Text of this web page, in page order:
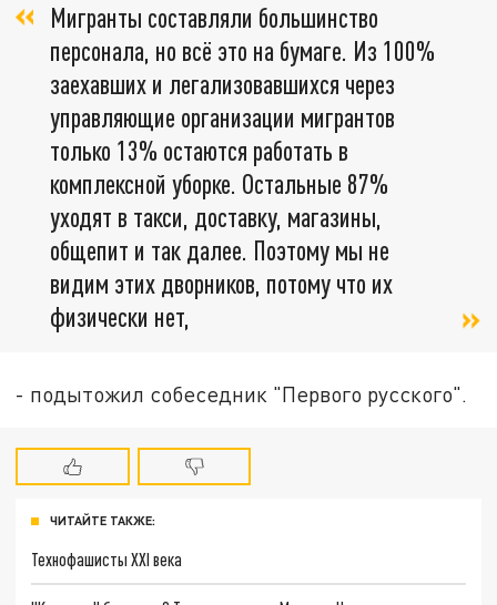
Мигранты составляли большинство
персонала, но всё это на бумаге. Из 100%
заехавших и легализовавшихся через
управляющие организации мигрантов
только 13% остаются работать в
комплексной уборке. Остальные 87%
уходят в такси, доставку, магазины,
общепит и так далее. Поэтому мы не
видим этих дворников, потому что их
физически нет,
- подытожил собеседник "Первого русского".
ЧИТАЙТЕ ТАКЖЕ:
Технофашисты XXI века